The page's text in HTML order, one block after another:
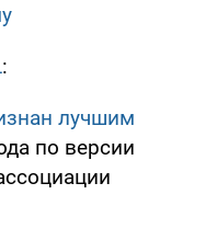
:
лучшим
по версии